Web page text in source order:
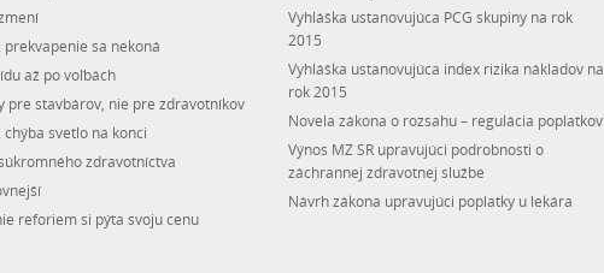
prekvapenie sa nekoná
až po voľbách
pre stavbárov, nie pre zdravotníkov
chýba svetlo na konci
zdravotníctva
reforiem si pýta svoju cenu
Vyhláška ustanovujúca PCG skupiny na rok
2015
Vyhláška ustanovujúca index rizika nákladov na
rok 2015
Novela zákona o rozsahu – regulácia poplatkov
Výnos MZ SR upravujúci podrobnosti o
záchrannej zdravotnej službe
Návrh zákona upravujúci poplatky u lekára